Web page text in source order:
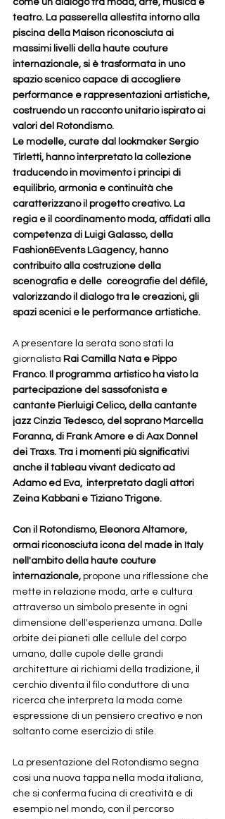
come un dialogo tra moda, arte, musica e
teatro. La passerella allestita intorno alla
piscina della Maison riconosciuta ai
massimi livelli della haute couture
internazionale, si è trasformata in uno
spazio scenico capace di accogliere
performance e rappresentazioni artistiche,
costruendo un racconto unitario ispirato ai
valori del Rotondismo.
Le modelle, curate dal lookmaker Sergio
Tirletti, hanno interpretato la collezione
traducendo in movimento i principi di
equilibrio, armonia e continuità che
caratterizzano il progetto creativo. La
regia e il coordinamento moda, affidati alla
competenza di Luigi Galasso, della
Fashion&Events LGagency, hanno
contribuito alla costruzione della
scenografia e delle  coreografie del défilé,
valorizzando il dialogo tra le creazioni, gli
spazi scenici e le performance artistiche.
A presentare la serata sono stati la
giornalista Rai Camilla Nata e Pippo
Franco. Il programma artistico ha visto la
partecipazione del sassofonista e
cantante Pierluigi Celico, della cantante
jazz Cinzia Tedesco, del soprano Marcella
Foranna, di Frank Amore e di Aax Donnel
dei Traxs. Tra i momenti più significativi
anche il tableau vivant dedicato ad
Adamo ed Eva,  interpretato dagli attori
Zeina Kabbani e Tiziano Trigone.
Con il Rotondismo, Eleonora Altamore,
ormai riconosciuta icona del made in Italy
nell'ambito della haute couture
internazionale, propone una riflessione che
mette in relazione moda, arte e cultura
attraverso un simbolo presente in ogni
dimensione dell'esperienza umana. Dalle
orbite dei pianeti alle cellule del corpo
umano, dalle cupole delle grandi
architetture ai richiami della tradizione, il
cerchio diventa il filo conduttore di una
ricerca che interpreta la moda come
espressione di un pensiero creativo e non
soltanto come esercizio di stile.
La presentazione del Rotondismo segna
così una nuova tappa nella moda italiana,
che si conferma fucina di creatività e di
esempio nel mondo, con il percorso